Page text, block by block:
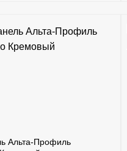
Альта-Профиль